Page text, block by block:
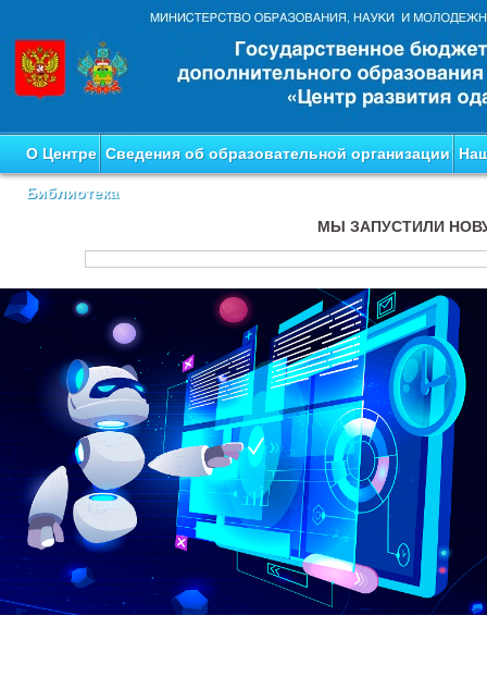
О Центре Сведения об образовательной организации
Библиотека
МЫ ЗАПУСТИЛИ